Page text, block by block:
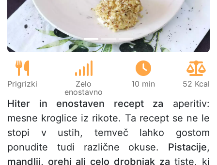
Prigrizki
Zelo
enostavno
10 min 52 Kcal
Hiter in enostaven recept za aperitiv:
mesne kroglice iz rikote. Ta recept se ne le
stopi v ustih, temveč lahko gostom
ponudite tudi različne okuse. Pistacije,
mandlji, orehi ali celo drobnjak za tiste, ki